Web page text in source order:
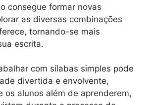
consegue formar novas
as diversas combinações
tornando-se mais
escrita.
com sílabas simples pode
divertida e envolvente,
os alunos além de aprenderem,